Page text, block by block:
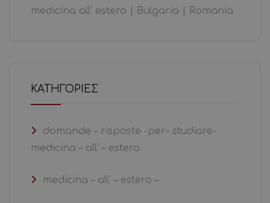
medicina all’ estero | Bulgaria | Romania
KΑΤΗΓΟΡΊΕΣ
domande – risposte -per- studiare-
medicina – all' – estero
medicina – all' – estero –